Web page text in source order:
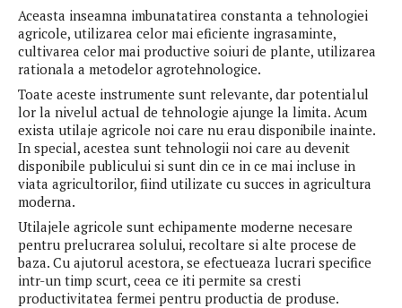
Aceasta inseamna imbunatatirea constanta a tehnologiei
agricole, utilizarea celor mai eficiente ingrasaminte,
cultivarea celor mai productive soiuri de plante, utilizarea
rationala a metodelor agrotehnologice.
Toate aceste instrumente sunt relevante, dar potentialul
lor la nivelul actual de tehnologie ajunge la limita. Acum
exista utilaje agricole noi care nu erau disponibile inainte.
In special, acestea sunt tehnologii noi care au devenit
disponibile publicului si sunt din ce in ce mai incluse in
viata agricultorilor, fiind utilizate cu succes in agricultura
moderna.
Utilajele agricole sunt echipamente moderne necesare
pentru prelucrarea solului, recoltare si alte procese de
baza. Cu ajutorul acestora, se efectueaza lucrari specifice
intr-un timp scurt, ceea ce iti permite sa cresti
productivitatea fermei pentru productia de produse.